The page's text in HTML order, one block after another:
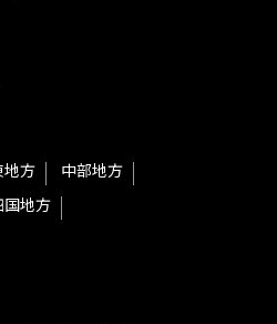
地方
中部地方
国地方